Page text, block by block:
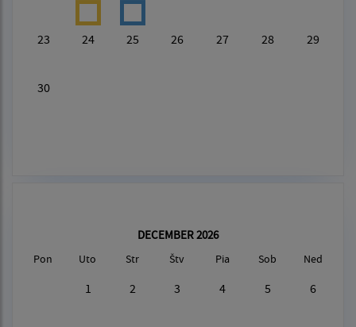
23 24 25 26 27 28 29
30
DECEMBER 2026
Pon Uto Str Štv Pia Sob Ned
1 2 3 4 5 6